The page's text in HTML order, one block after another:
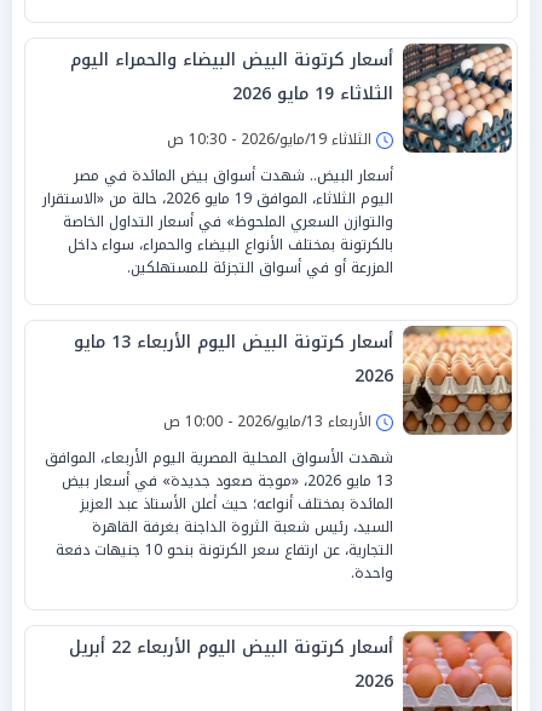
أسعار كرتونة البيض البيضاء والحمراء اليوم
الثلاثاء 19 مايو 2026
الثلاثاء 19/مايو/2026 - 10:30 ص
أسعار البيض.. شهدت أسواق بيض المائدة في مصر
اليوم الثلاثاء، الموافق 19 مايو 2026، حالة من «الاستقرار
والتوازن السعري الملحوظ» في أسعار التداول الخاصة
بالكرتونة بمختلف الأنواع البيضاء والحمراء، سواء داخل
المزرعة أو في أسواق التجزئة للمستهلكين.
أسعار كرتونة البيض اليوم الأربعاء 13 مايو
2026
الأربعاء 13/مايو/2026 - 10:00 ص
شهدت الأسواق المحلية المصرية اليوم الأربعاء، الموافق
13 مايو 2026، «موجة صعود جديدة» في أسعار بيض
المائدة بمختلف أنواعه؛ حيث أعلن الأستاذ عبد العزيز
السيد، رئيس شعبة الثروة الداجنة بغرفة القاهرة
التجارية، عن ارتفاع سعر الكرتونة بنحو 10 جنيهات دفعة
واحدة.
أسعار كرتونة البيض اليوم الأربعاء 22 أبريل
2026